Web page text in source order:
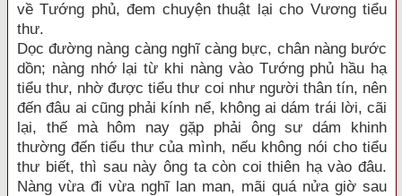
về Tướng phủ, đem chuyện thuật lại cho Vương tiểu
thư.
Dọc đường nàng càng nghĩ càng bực, chân nàng bước
dồn; nàng nhớ lại từ khi nàng vào Tướng phủ hầu hạ
tiểu thư, nhờ được tiểu thư coi như người thân tín, nên
đến đâu ai cũng phải kính nể, không ai dám trái lời, cãi
lại, thế mà hôm nay gặp phải ông sư dám khinh
thường đến tiểu thư của mình, nếu không nói cho tiểu
thư biết, thì sau này ông ta còn coi thiên hạ vào đâu.
Nàng vừa đi vừa nghĩ lan man, mãi quá nửa giờ sau